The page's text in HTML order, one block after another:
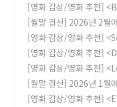
[영화 감상/영화 추천]
하드)>(2025) (0)
[월말 결산] 2026년 2월
[영화 감상/영화 추천]
화)>(2000) (0)
[영화 감상/영화 추천]
니)>(2025) (0)
[영화 감상/영화 추천]
얼굴은)>(2020)
(0)
[월말 결산] 2026년 1월
[영화 감상/영화 추천]